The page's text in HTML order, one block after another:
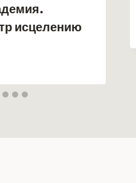
исцелению